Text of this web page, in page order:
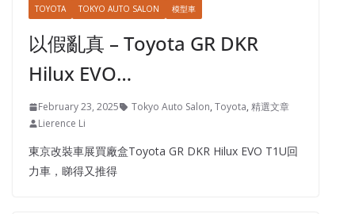
TOYOTA TOKYO AUTO SALON 模型車
以假亂真 – Toyota GR DKR
Hilux EVO…
February 23, 2025 Tokyo Auto Salon, Toyota, 精選文章
Lierence Li
東京改裝車展買廠盒Toyota GR DKR Hilux EVO T1U回
力車，睇得又推得